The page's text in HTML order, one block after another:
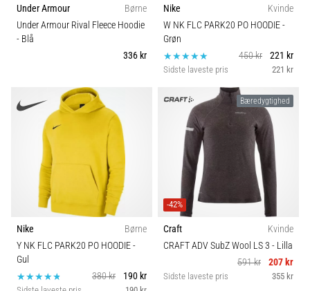
Under Armour
Børne
Under Armour Rival Fleece Hoodie
- Blå
336 kr
Nike
Kvinde
W NK FLC PARK20 PO HOODIE-
Grøn
450 kr
221 kr
Sidste laveste pris 221 kr
Nike
Børne
Y NK FLC PARK20 PO HOODIE-
Gul
380 kr
190 kr
Bæredygtighed
-42%
Craft
Kvinde
CRAFT ADV SubZ Wool LS 3 - Lilla
591 kr
207 kr
Sidste laveste pris 355 kr